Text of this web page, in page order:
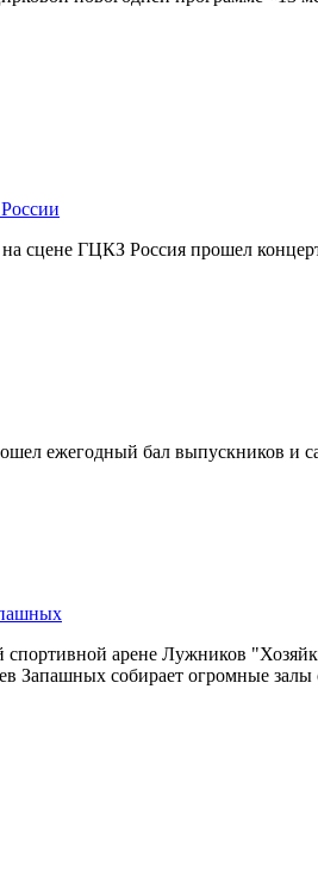
сцене ГЦКЗ Россия прошел
ежегодный бал выпускников
арене Лужников
Запашных собирает огромные